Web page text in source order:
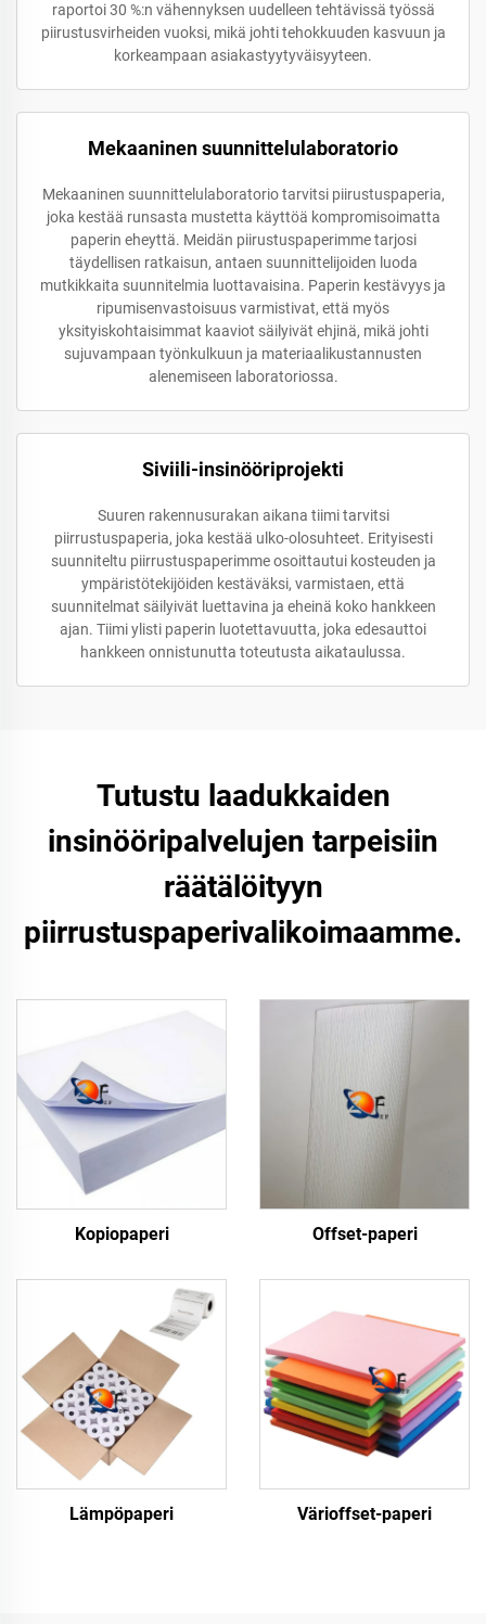
raportoi 30 %:n vähennyksen uudelleen tehtävissä työssä
piirustusvirheiden vuoksi, mikä johti tehokkuuden kasvuun ja
korkeampaan asiakastyytyväisyyteen.
Mekaaninen suunnittelulaboratorio
Mekaaninen suunnittelulaboratorio tarvitsi piirustuspaperia,
joka kestää runsasta mustetta käyttöä kompromisoimatta
paperin eheyttä. Meidän piirustuspaperimme tarjosi
täydellisen ratkaisun, antaen suunnittelijoiden luoda
mutkikkaita suunnitelmia luottavaisina. Paperin kestävyys ja
ripumisenvastoisuus varmistivat, että myös
yksityiskohtaisimmat kaaviot säilyivät ehjinä, mikä johti
sujuvampaan työnkulkuun ja materiaalikustannusten
alenemiseen laboratoriossa.
Siviili-insinööriprojekti
Suuren rakennusurakan aikana tiimi tarvitsi
piirrustuspaperia, joka kestää ulko-olosuhteet. Erityisesti
suunniteltu piirrustuspaperimme osoittautui kosteuden ja
ympäristötekijöiden kestäväksi, varmistaen, että
suunnitelmat säilyivät luettavina ja eheinä koko hankkeen
ajan. Tiimi ylisti paperin luotettavuutta, joka edesauttoi
hankkeen onnistunutta toteutusta aikataulussa.
Tutustu laadukkaiden
insinööripalvelujen tarpeisiin
räätälöityyn
piirrustuspaperivalikoimaamme.
Kopiopaperi Offset-paperi
Lämpöpaperi Värioffset-paperi